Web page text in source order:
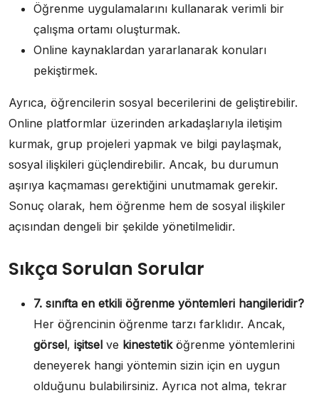
Öğrenme uygulamalarını kullanarak verimli bir
çalışma ortamı oluşturmak.
Online kaynaklardan yararlanarak konuları
pekiştirmek.
Ayrıca, öğrencilerin sosyal becerilerini de geliştirebilir.
Online platformlar üzerinden arkadaşlarıyla iletişim
kurmak, grup projeleri yapmak ve bilgi paylaşmak,
sosyal ilişkileri güçlendirebilir. Ancak, bu durumun
aşırıya kaçmaması gerektiğini unutmamak gerekir.
Sonuç olarak, hem öğrenme hem de sosyal ilişkiler
açısından dengeli bir şekilde yönetilmelidir.
Sıkça Sorulan Sorular
7. sınıfta en etkili öğrenme yöntemleri hangileridir?
Her öğrencinin öğrenme tarzı farklıdır. Ancak,
görsel, işitsel ve kinestetiköğrenme yöntemlerini
deneyerek hangi yöntemin sizin için en uygun
olduğunu bulabilirsiniz. Ayrıca not alma, tekrar